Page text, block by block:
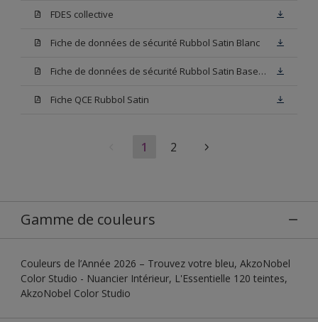
FDES collective
Fiche de données de sécurité Rubbol Satin Blanc
Fiche de données de sécurité Rubbol Satin Base W05
Fiche QCE Rubbol Satin
1 2
Gamme de couleurs
Couleurs de l’Année 2026 – Trouvez votre bleu, AkzoNobel
Color Studio - Nuancier Intérieur, L'Essentielle 120 teintes,
AkzoNobel Color Studio